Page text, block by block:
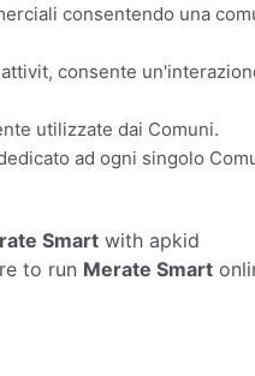
consentendo una
consente
utilizzate dai Comuni.
ad ogni singolo
Smart with apkid
to run Merate Smart